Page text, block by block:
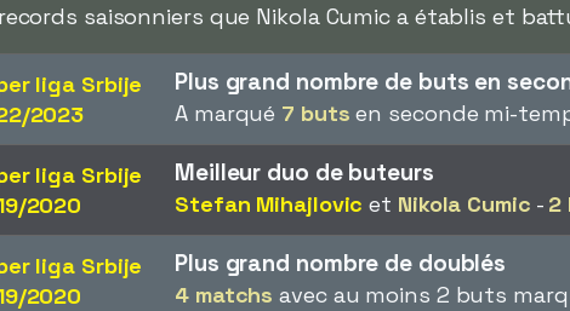
saisonniers que Nikola Cumic a établis et
liga Srbije
2023
Plus grand nombre de buts en
A marqué 7 buts en seconde mi-
liga Srbije
2020
Meilleur duo de buteurs
Stefan Mihajlovic et Nikola Cumic - 2
liga Srbije
2020
Plus grand nombre de doublés
4 matchs avec au moins 2 buts